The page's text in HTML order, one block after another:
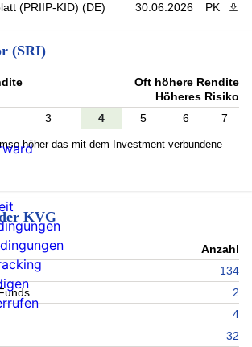
(PRIIP-KID) (DE)
30.06.2026 PK
(SRI)
Oft höhere Rendite
Höheres Risiko
3 4 5 6 7
höher das mit dem Investment verbundene
KVG
Anzahl
134
2
4
32